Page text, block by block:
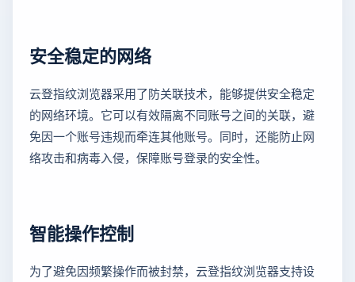
安全稳定的网络
云登指纹浏览器采用了防关联技术，能够提供安全稳定
的网络环境。它可以有效隔离不同账号之间的关联，避
免因一个账号违规而牵连其他账号。同时，还能防止网
络攻击和病毒入侵，保障账号登录的安全性。
智能操作控制
为了避免因频繁操作而被封禁，云登指纹浏览器支持设